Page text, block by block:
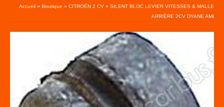
Accueil » Boutique » CITROËN 2 CV » SILENT BLOC LEVIER VITESSES & MALLE
ARRIÈRE 2CV DYANE AMI